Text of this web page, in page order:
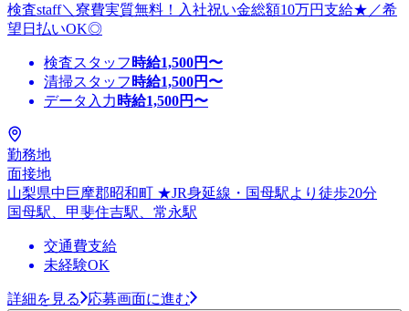
検査staff＼寮費実質無料！入社祝い金総額10万円支給★／希
望日払いOK◎
検査スタッフ 時給1,500円〜
清掃スタッフ 時給1,500円〜
データ入力 時給1,500円〜
勤務地
面接地
山梨県中巨摩郡昭和町 ★JR身延線・国母駅より徒歩20分
国母駅、甲斐住吉駅、常永駅
交通費支給
未経験OK
詳細を見る 応募画面に進む